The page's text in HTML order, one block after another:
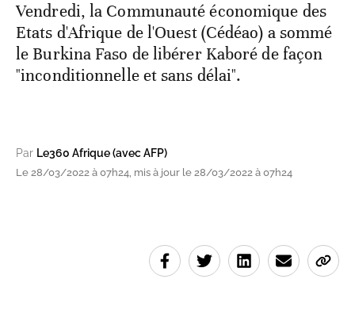
Vendredi, la Communauté économique des
Etats d'Afrique de l'Ouest (Cédéao) a sommé
le Burkina Faso de libérer Kaboré de façon
"inconditionnelle et sans délai".
Par Le360 Afrique (avec AFP)
Le 28/03/2022 à 07h24, mis à jour le 28/03/2022 à 07h24